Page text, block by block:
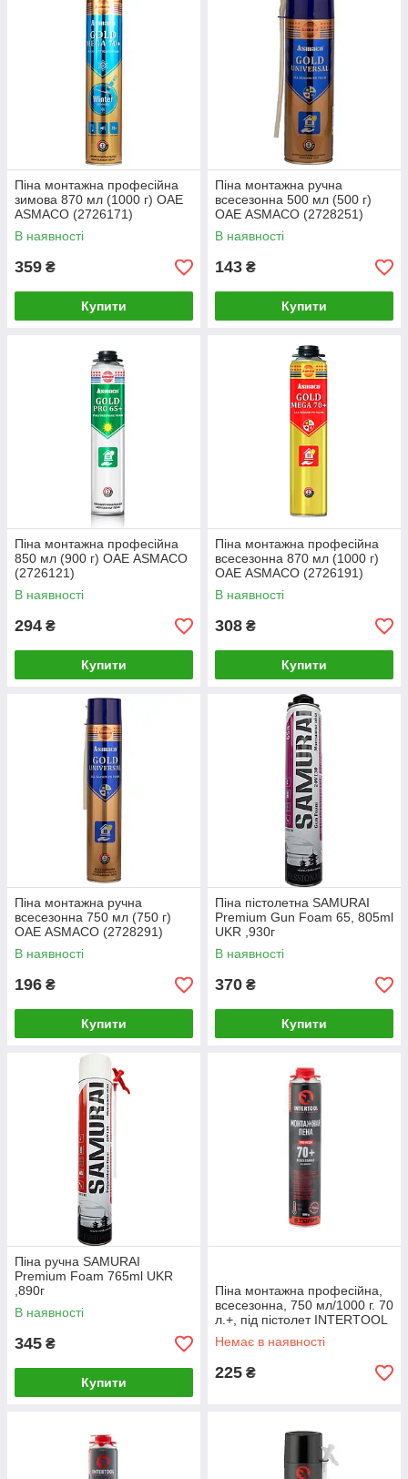
Піна монтажна професійна
зимова 870 мл (1000 г) ОАЕ
ASMACO (2726171)
В наявності
359 ₴
Купити
Піна монтажна ручна
всесезонна 500 мл (500 г)
ОАЕ ASMACO (2728251)
В наявності
143 ₴
Купити
Піна монтажна професійна
850 мл (900 г) ОАЕ ASMACO
(2726121)
В наявності
294 ₴
Купити
Піна монтажна професійна
всесезонна 870 мл (1000 г)
ОАЕ ASMACO (2726191)
В наявності
308 ₴
Купити
Піна монтажна ручна
всесезонна 750 мл (750 г)
ОАЕ ASMACO (2728291)
В наявності
196 ₴
Купити
Піна пістолетна SAMURAI
Premium Gun Foam 65, 805ml
UKR ,930г
В наявності
370 ₴
Купити
Піна ручна SAMURAI
Premium Foam 765ml UKR
,890г
В наявності
345 ₴
Купити
Піна монтажна професійна,
всесезонна, 750 мл/1000 г. 70
л.+, під пістолет INTERTOOL
FS-1000
Немає в наявності
225 ₴